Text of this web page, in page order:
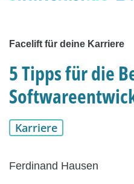
Facelift für deine Karriere
5 Tipps für die
Karriere
Ferdinand Hausen